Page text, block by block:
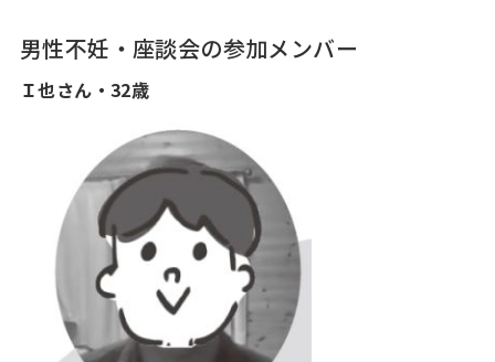
男性不妊・座談会の参加メンバー
Ｉ也さん・32歳